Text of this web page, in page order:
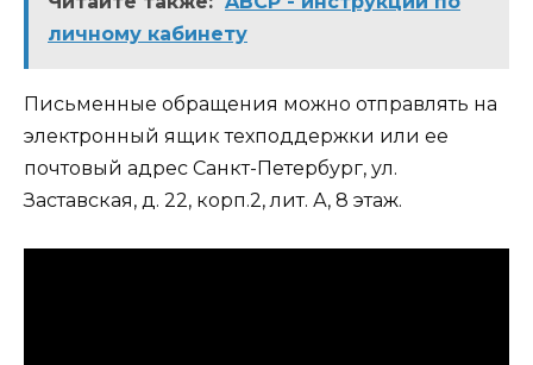
личному кабинету
Письменные обращения можно отправлять на
электронный ящик техподдержки или ее
почтовый адрес Санкт-Петербург, ул.
Заставская, д. 22, корп.2, лит. А, 8 этаж.